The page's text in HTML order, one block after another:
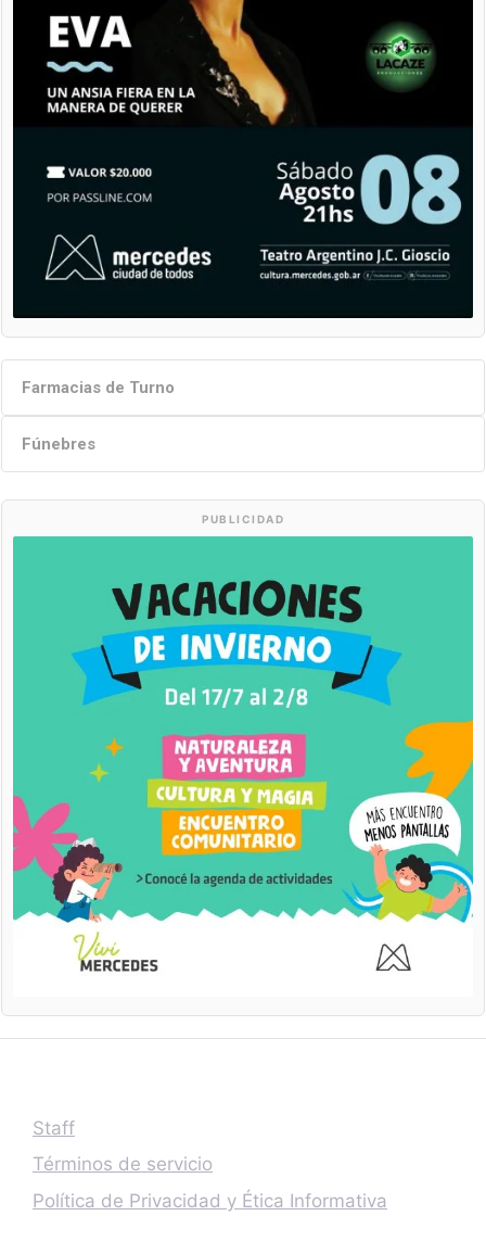
Farmacias de Turno
Fúnebres
PUBLICIDAD
Staff
Términos de servicio
Política de Privacidad y Ética Informativa